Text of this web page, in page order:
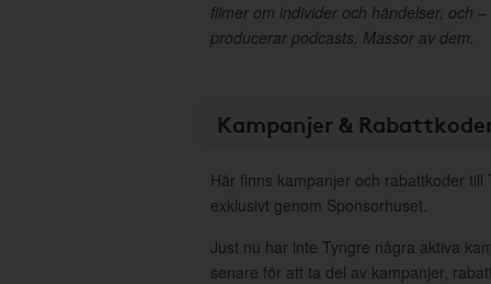
filmer om individer och händelser, och
producerar podcasts. Massor av dem.
Kampanjer &
Här finns kampanjer och rabattkoder till
exklusivt genom Sponsorhuset.
Just nu har inte Tyngre några aktiva
senare för att ta del av kampanjer,